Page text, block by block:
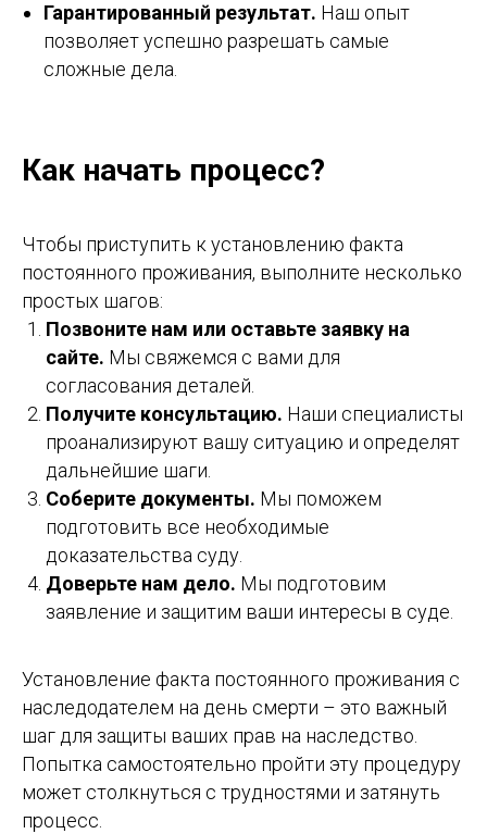
Гарантированный результат. Наш опыт
позволяет успешно разрешать самые
сложные дела.
Как начать процесс?
Чтобы приступить к установлению факта
постоянного проживания, выполните несколько
простых шагов:
Позвоните нам или оставьте заявку на
сайте. Мы свяжемся с вами для
согласования деталей.
Получите консультацию. Наши специалисты
проанализируют вашу ситуацию и определят
дальнейшие шаги.
Соберите документы. Мы поможем
подготовить все необходимые
доказательства суду.
Доверьте нам дело. Мы подготовим
заявление и защитим ваши интересы в суде.
Установление факта постоянного проживания с
наследодателем на день смерти – это важный
шаг для защиты ваших прав на наследство.
Попытка самостоятельно пройти эту процедуру
может столкнуться с трудностями и затянуть
процесс.